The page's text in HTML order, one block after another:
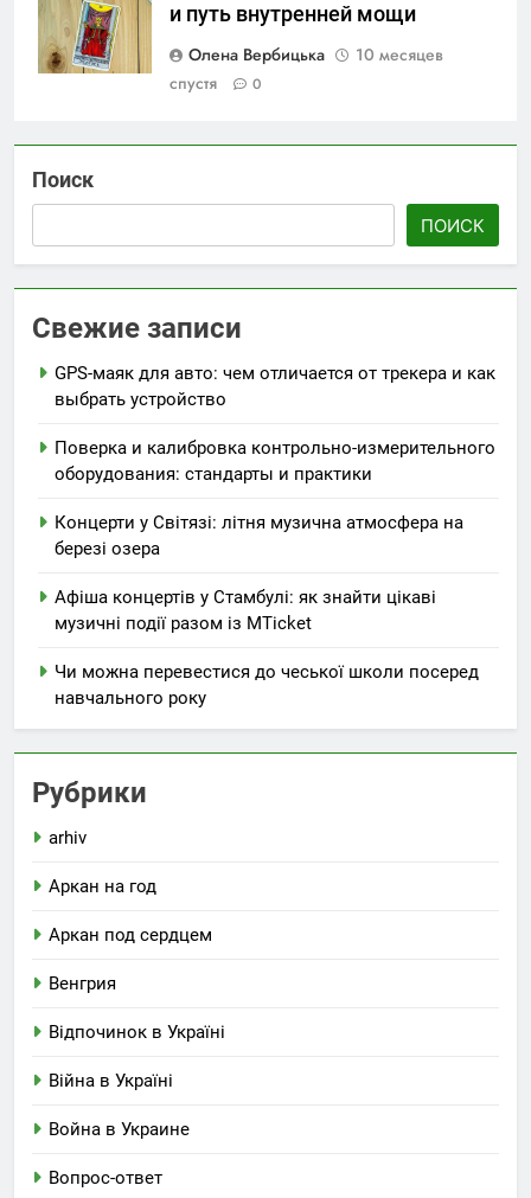
и путь внутренней мощи
Олена Вербицька
10 месяцев
спустя
0
Поиск
ПОИСК
Свежие записи
GPS-маяк для авто: чем отличается от трекера и как
выбрать устройство
Поверка и калибровка контрольно-измерительного
оборудования: стандарты и практики
Концерти у Світязі: літня музична атмосфера на
березі озера
Афіша концертів у Стамбулі: як знайти цікаві
музичні події разом із MTicket
Чи можна перевестися до чеської школи посеред
навчального року
Рубрики
arhiv
Аркан на год
Аркан под сердцем
Венгрия
Відпочинок в Україні
Війна в Україні
Война в Украине
Вопрос-ответ